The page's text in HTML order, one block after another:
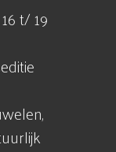
t/ 19